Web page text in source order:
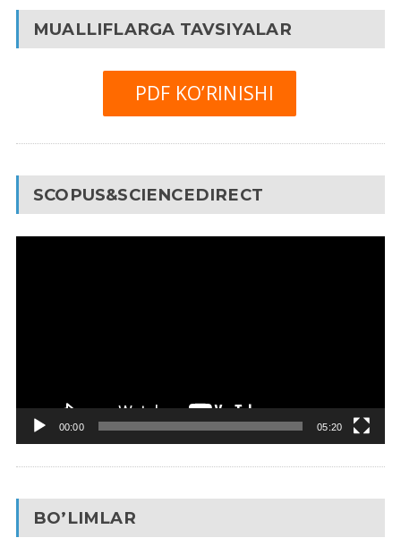
MUALLIFLARGA TAVSIYALAR
PDF KO’RINISHI
SCOPUS&SCIENCEDIRECT
00:00 05:20
BO’LIMLAR